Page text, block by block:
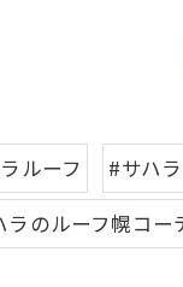
ルーフ #サハ
ラのルーフ幌コー